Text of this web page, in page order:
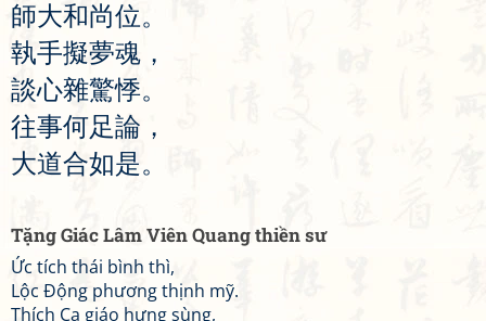
師大和尚位。
執手擬夢魂 ，
談心雜驚悸。
往事何足論 ，
大道合如是。
Tặng Giác Lâm Viên Quang thiền sư
Ức tích thái bình thì,
Lộc Động phương thịnh mỹ.
Thích Ca giáo hưng sùng,